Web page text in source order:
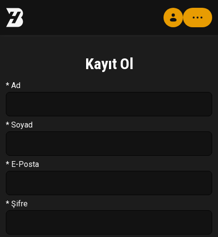
Supplement Programı
Soru Cevap
Paketler
Kayıt Ol
* Ad
* Soyad
* E-Posta
* Şifre